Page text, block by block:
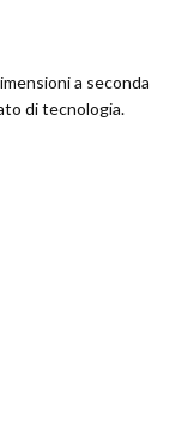
a seconda
di tecnologia.